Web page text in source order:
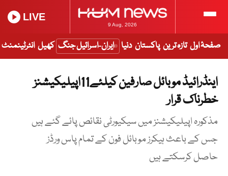
9 Aug, 2026
LIVE
صفحۂ اول تازہ ترین پاکستان دنیا ایران-اسرائیل جنگ کھیل انٹرٹینمنٹ
اینڈرائیڈ موبائل صارفین کیلئے11اپیلیکیشنز
خطرناک قرار
مذکورہ اپیلیکیشنز میں سیکیورٹی نقائص پائے گئے ہیں
جس کے باعث ہیکرز موبائل فون کے تمام پاس ورڈز
حاصل کرسکتے ہیں